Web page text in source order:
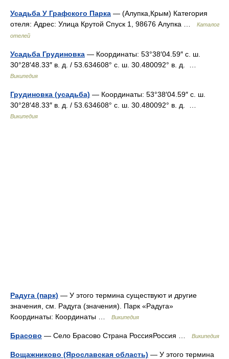
Усадьба У Графского Парка — (Алупка,Крым) Категория
отеля: Адрес: Улица Крутой Спуск 1, 98676 Алупка …
Каталог
отелей
Усадьба Грудиновка — Координаты: 53°38′04.59″ с. ш.
30°28′48.33″ в. д. / 53.634608° с. ш. 30.480092° в. д. …
Википедия
Грудиновка (усадьба) — Координаты: 53°38′04.59″ с. ш.
30°28′48.33″ в. д. / 53.634608° с. ш. 30.480092° в. д. …
Википедия
Радуга (парк) — У этого термина существуют и другие
значения, см. Радуга (значения). Парк «Радуга»
Координаты: Координаты …
Википедия
Брасово — Село Брасово Страна РоссияРоссия … Википедия
Вощажниково (Ярославская область) — У этого термина